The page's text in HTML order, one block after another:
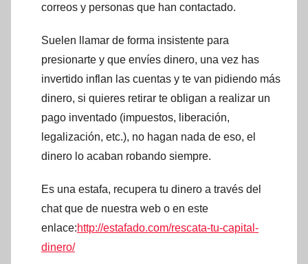
correos y personas que han contactado.
Suelen llamar de forma insistente para
presionarte y que envíes dinero, una vez has
invertido inflan las cuentas y te van pidiendo más
dinero, si quieres retirar te obligan a realizar un
pago inventado (impuestos, liberación,
legalización, etc.), no hagan nada de eso, el
dinero lo acaban robando siempre.
Es una estafa, recupera tu dinero a través del
chat que de nuestra web o en este
enlace:http://estafado.com/rescata-tu-capital-
dinero/